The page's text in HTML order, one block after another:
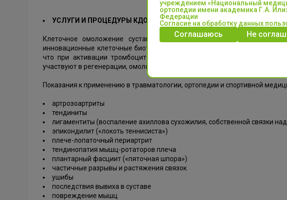
УСЛУГИ И ПРОЦЕДУРЫ КДО
Клеточное омоложение суставов в НМИЦ ТО имени академика Г.А.
инновационные клеточные биотехнологии PRP (локальные инъекции
что при активации тромбоцитов высвобождаются различные белки,
участвуют в регенерации, омоложении различных типов тканей.
Показания к применению в травматологии, ортопедии и спортивной
артрозоартриты
тендиниты
лигаментиты (воспаление ахиллова сухожилия, собственной связки
эпикондилит («локоть теннисиста»)
плече-лопаточный периартрит
тендинопатия мышц-ротаторов плеча
плантарный фасциит («пяточная шпора»)
частичные разрывы и растяжения связок
ушибы
последствия вывиха в суставе
повреждение мышц
учреждением «Национальный
ортопедии имени академика Г.А.
Федерации
Согласие на обработку данных
Соглашаюсь Не